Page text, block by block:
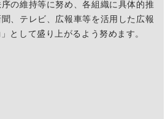
の維持等に努め、各組織に具体的推
、テレビ、広報車等を活用した広報
として盛り上がるよう努めます。